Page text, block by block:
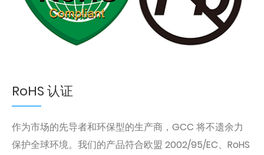
RoHS 认证
作为市场的先导者和环保型的生产商，GCC 将不遗余力
保护全球环境。我们的产品符合欧盟 2002/95/EC、RoHS